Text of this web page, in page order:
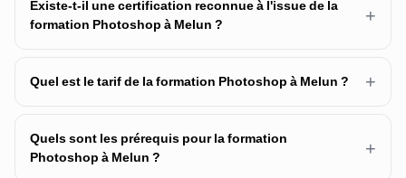
Existe-t-il une certification reconnue à l'issue de la
formation Photoshop à Melun ?
+
Quel est le tarif de la formation Photoshop à Melun ? +
Quels sont les prérequis pour la formation
Photoshop à Melun ?
+